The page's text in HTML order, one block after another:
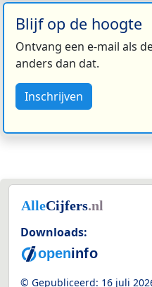
Blijf op de hoogte
Ontvang een e-mail als
anders dan dat.
Inschrijven
Downloads:
© Gepubliceerd: 16 juli